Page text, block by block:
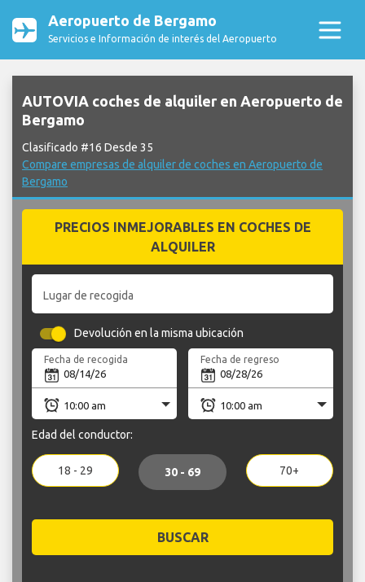
Aeropuerto de Bergamo
Servicios e Información de interés del Aeropuerto
AUTOVIA coches de alquiler en Aeropuerto de
Bergamo
Clasificado #16 Desde 35
Compare empresas de alquiler de coches en Aeropuerto de
Bergamo
PRECIOS INMEJORABLES EN COCHES DE
ALQUILER
Lugar de recogida
Devolución en la misma ubicación
Fecha de recogida Fecha de regreso
Edad del conductor:
18 - 29 30 - 69 70+
BUSCAR